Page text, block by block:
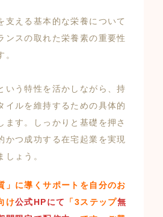
支える基本的な栄養について
ンスの取れた栄養素の重要性
いう特性を活かしながら、持
イルを維持するための具体的
ます。しっかりと基礎を押さ
かつ成功する在宅起業を実現
しょう。
」に導くサポートを自分のお
け公式HPにて 「3ステップ無